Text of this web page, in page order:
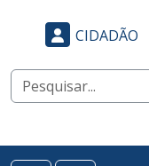
CIDADÃO